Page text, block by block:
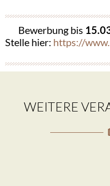
Bewerbung bis
Stelle hier: https://
WEITERE